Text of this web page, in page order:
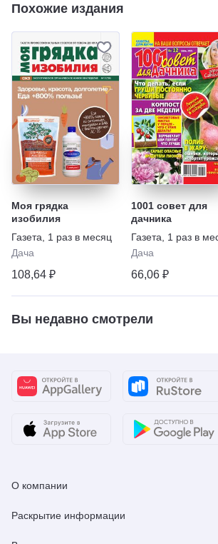
Похожие издания
Моя грядка
изобилия
Газета
1 раз в месяц
Дача
108,64 ₽
1001 совет для
дачника
Газета
1 раз в
Дача
66,06 ₽
Вы недавно смотрели
О компании
Раскрытие информации